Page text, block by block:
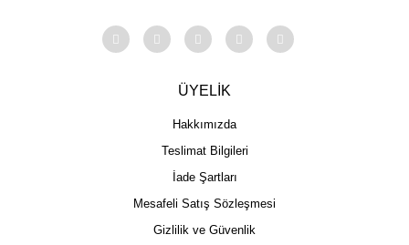
ÜYELİK
Hakkımızda
Teslimat Bilgileri
İade Şartları
Mesafeli Satış Sözleşmesi
Gizlilik ve Güvenlik